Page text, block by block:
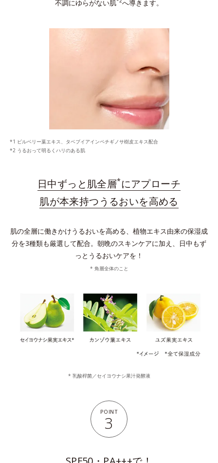
不調にゆらがない肌 へ導きます。
ビルベリー葉エキス、タベブイアインペチギノサ樹皮エキス配合
うるおって明るくハリのある肌
日中ずっと肌全層* にアプローチ
肌が本来持つうるおいを高める
肌の全層に働きかけうるおいを高める、植物エキス由来の保湿成
分を3種類も厳選して配合。 朝晩のスキンケアに加え、日中もず
っとうるおいケアを！
* 角層全体のこと
* 乳酸桿菌／セイヨウナシ果汁発酵液
POINT
3